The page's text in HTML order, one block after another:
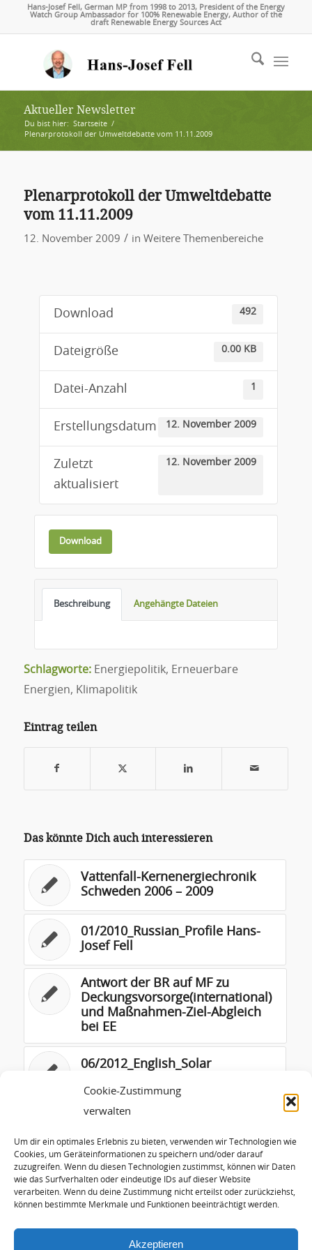
Cookie-Zustimmung
verwalten
Um dir ein optimales Erlebnis zu bieten, verwenden wir Technologien wie
Cookies, um Geräteinformationen zu speichern und/oder darauf
zuzugreifen. Wenn du diesen Technologien zustimmst, können wir Daten
wie das Surfverhalten oder eindeutige IDs auf dieser Website
verarbeiten. Wenn du deine Zustimmung nicht erteilst oder zurückziehst,
können bestimmte Merkmale und Funktionen beeinträchtigt werden.
Akzeptieren
Hans-Josef Fell, German MP from 1998 to 2013, President of the Energy
Watch Group Ambassador for 100% Renewable Energy, Author of the
draft Renewable Energy Sources Act
Aktueller Newsletter
Du bist hier: Startseite /
Plenarprotokoll der Umweltdebatte vom 11.11.2009
Plenarprotokoll der Umweltdebatte
vom 11.11.2009
12. November 2009 / in Weitere Themenbereiche
Download 492
Dateigröße 0.00 KB
Datei-Anzahl 1
Erstellungsdatum 12. November 2009
Zuletzt
aktualisiert
12. November 2009
Download
Beschreibung Angehängte Dateien
Schlagworte: Energiepolitik, Erneuerbare
Energien, Klimapolitik
Eintrag teilen
Das könnte Dich auch interessieren
Vattenfall-Kernenergiechronik
Schweden 2006 – 2009
01/2010_Russian_Profile Hans-
Josef Fell
Antwort der BR auf MF zu
Deckungsvorsorge(international)
und Maßnahmen-Ziel-Abgleich
bei EE
06/2012_English_Solar
Begründung zur
05/2014_English_Energy Watch
Group – EU’s dependency on
Russia for natural gas